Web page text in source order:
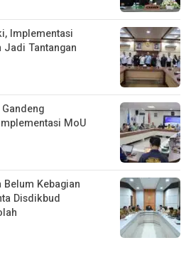
Implementasi
Jadi Tantangan
MoU
Belum Kebagian
Disdikbud